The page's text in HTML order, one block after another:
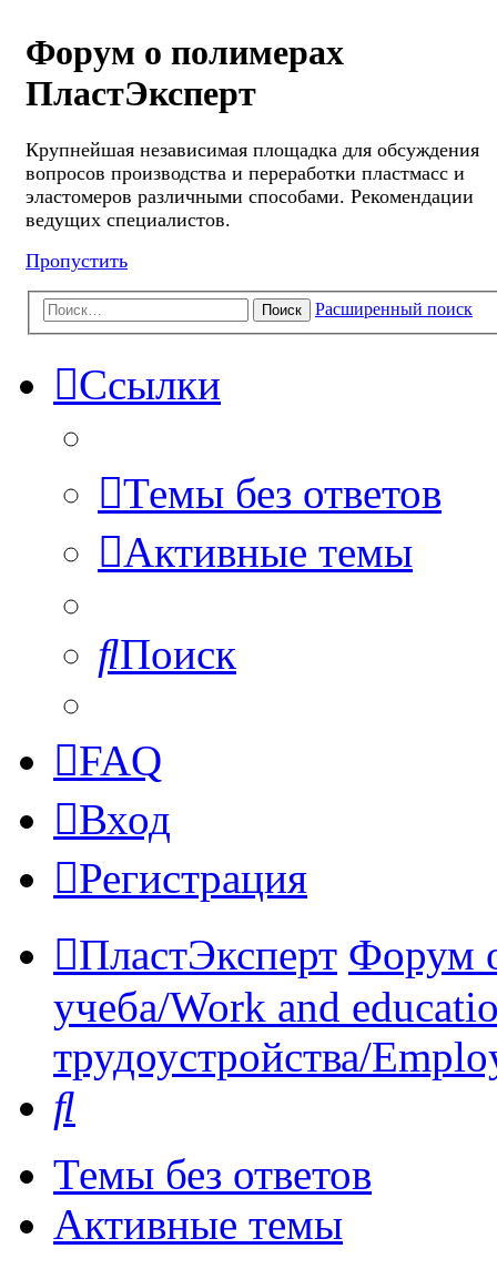
Форум о полимерах
ПластЭксперт
Крупнейшая независимая площадка для обсуждения
вопросов производства и переработки пластмасс и
эластомеров различными способами. Рекомендации
ведущих специалистов.
Пропустить
Поиск Расширенный поиск
Ссылки
Темы без ответов
Активные темы
Поиск
FAQ
Вход
Регистрация
ПластЭксперт Форум
учеба/Work and
трудоустройства/
Темы без ответов
Активные темы